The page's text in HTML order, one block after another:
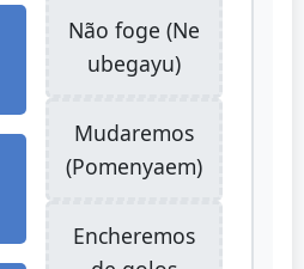
Não foge (Ne
ubegayu)
Mudaremos
(Pomenyaem)
Encheremos